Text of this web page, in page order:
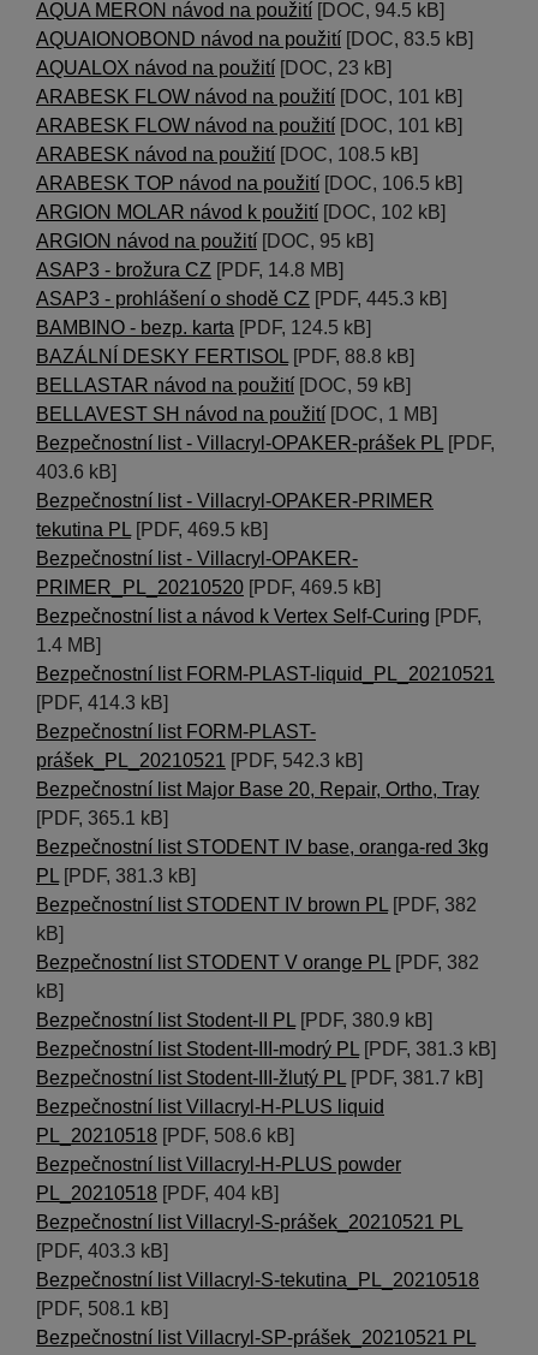
AQUA MERON návod na použití [DOC, 94.5 kB]
AQUAIONOBOND návod na použití [DOC, 83.5 kB]
AQUALOX návod na použití [DOC, 23 kB]
ARABESK FLOW návod na použití [DOC, 101 kB]
ARABESK FLOW návod na použití [DOC, 101 kB]
ARABESK návod na použití [DOC, 108.5 kB]
ARABESK TOP návod na použití [DOC, 106.5 kB]
ARGION MOLAR návod k použití [DOC, 102 kB]
ARGION návod na použití [DOC, 95 kB]
ASAP3 - brožura CZ [PDF, 14.8 MB]
ASAP3 - prohlášení o shodě CZ [PDF, 445.3 kB]
BAMBINO - bezp. karta [PDF, 124.5 kB]
BAZÁLNÍ DESKY FERTISOL [PDF, 88.8 kB]
BELLASTAR návod na použití [DOC, 59 kB]
BELLAVEST SH návod na použití [DOC, 1 MB]
Bezpečnostní list - Villacryl-OPAKER-prášek PL [PDF,
403.6 kB]
Bezpečnostní list - Villacryl-OPAKER-PRIMER
tekutina PL [PDF, 469.5 kB]
Bezpečnostní list - Villacryl-OPAKER-
PRIMER_PL_20210520 [PDF, 469.5 kB]
Bezpečnostní list a návod k Vertex Self-Curing [PDF,
1.4 MB]
Bezpečnostní list FORM-PLAST-liquid_PL_20210521
[PDF, 414.3 kB]
Bezpečnostní list FORM-PLAST-
prášek_PL_20210521 [PDF, 542.3 kB]
Bezpečnostní list Major Base 20, Repair, Ortho, Tray
[PDF, 365.1 kB]
Bezpečnostní list STODENT IV base, oranga-red 3kg
PL [PDF, 381.3 kB]
Bezpečnostní list STODENT IV brown PL [PDF, 382
kB]
Bezpečnostní list STODENT V orange PL [PDF, 382
kB]
Bezpečnostní list Stodent-II PL [PDF, 380.9 kB]
Bezpečnostní list Stodent-III-modrý PL [PDF, 381.3 kB]
Bezpečnostní list Stodent-III-žlutý PL [PDF, 381.7 kB]
Bezpečnostní list Villacryl-H-PLUS liquid
PL_20210518 [PDF, 508.6 kB]
Bezpečnostní list Villacryl-H-PLUS powder
PL_20210518 [PDF, 404 kB]
Bezpečnostní list Villacryl-S-prášek_20210521 PL
[PDF, 403.3 kB]
Bezpečnostní list Villacryl-S-tekutina_PL_20210518
[PDF, 508.1 kB]
Bezpečnostní list Villacryl-SP-prášek_20210521 PL